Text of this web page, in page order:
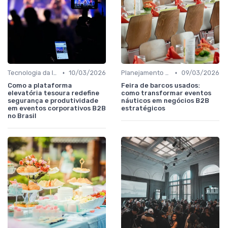
Tecnologia da Informação, Software e Telecom • 10/03/2026
Como a plataforma
elevatória tesoura redefine
segurança e produtividade
em eventos corporativos B2B
no Brasil
Planejamento de participação e objetivos comerciais • 09/03/2026
Feira de barcos usados:
como transformar eventos
náuticos em negócios B2B
estratégicos